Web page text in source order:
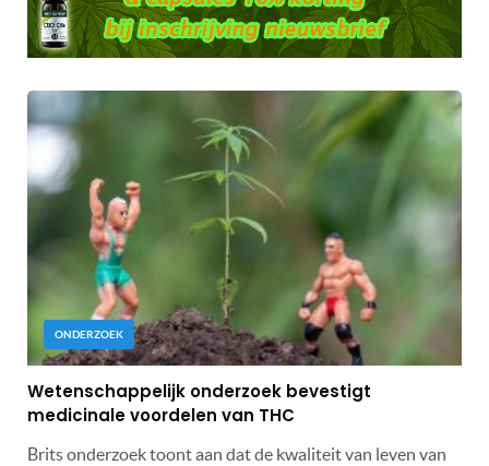
ONDERZOEK
Wetenschappelijk onderzoek bevestigt
medicinale voordelen van THC
Brits onderzoek toont aan dat de kwaliteit van leven van